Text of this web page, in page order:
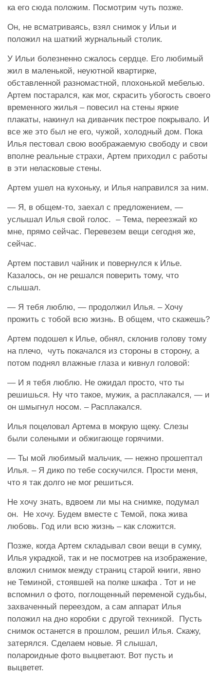
ка его сюда положим. Посмотрим чуть позже.
Он, не всматриваясь, взял снимок у Ильи и
положил на шаткий журнальный столик.
У Ильи болезненно сжалось сердце. Его любимый
жил в маленькой, неуютной квартирке,
обставленной разномастной, плохонькой мебелью.
Артем постарался, как мог, скрасить убогость своего
временного жилья – повесил на стены яркие
плакаты, накинул на диванчик пестрое покрывало. И
все же это был не его, чужой, холодный дом. Пока
Илья пестовал свою воображаемую свободу и свои
вполне реальные страхи, Артем приходил с работы
в эти неласковые стены.
Артем ушел на кухоньку, и Илья направился за ним.
— Я, в общем-то, заехал с предложением, —
услышал Илья свой голос. – Тема, переезжай ко
мне, прямо сейчас. Перевезем вещи сегодня же,
сейчас.
Артем поставил чайник и повернулся к Илье.
Казалось, он не решался поверить тому, что
слышал.
— Я тебя люблю, — продолжил Илья. – Хочу
прожить с тобой всю жизнь. В общем, что скажешь?
Артем подошел к Илье, обнял, склонив голову тому
на плечо, чуть покачался из стороны в сторону, а
потом поднял влажные глаза и кивнул головой:
— И я тебя люблю. Не ожидал просто, что ты
решишься. Ну что такое, мужик, а расплакался, — и
он шмыгнул носом. – Расплакался.
Илья поцеловал Артема в мокрую щеку. Слезы
были солеными и обжигающе горячими.
— Ты мой любимый мальчик, — нежно прошептал
Илья. – Я дико по тебе соскучился. Прости меня,
что я так долго не мог решиться.
Не хочу знать, вдвоем ли мы на снимке, подумал
он. Не хочу. Будем вместе с Темой, пока жива
любовь. Год или всю жизнь – как сложится.
Позже, когда Артем складывал свои вещи в сумку,
Илья украдкой, так и не посмотрев на изображение,
вложил снимок между страниц старой книги, явно
не Теминой, стоявшей на полке шкафа . Тот и не
вспомнил о фото, поглощенный переменой судьбы,
захваченный переездом, а сам аппарат Илья
положил на дно коробки с другой техникой. Пусть
снимок останется в прошлом, решил Илья. Скажу,
затерялся. Сделаем новые. Я слышал,
полароидные фото выцветают. Вот пусть и
выцветет.